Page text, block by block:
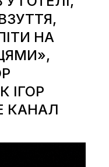
НА
ІГОР
КАНАЛ